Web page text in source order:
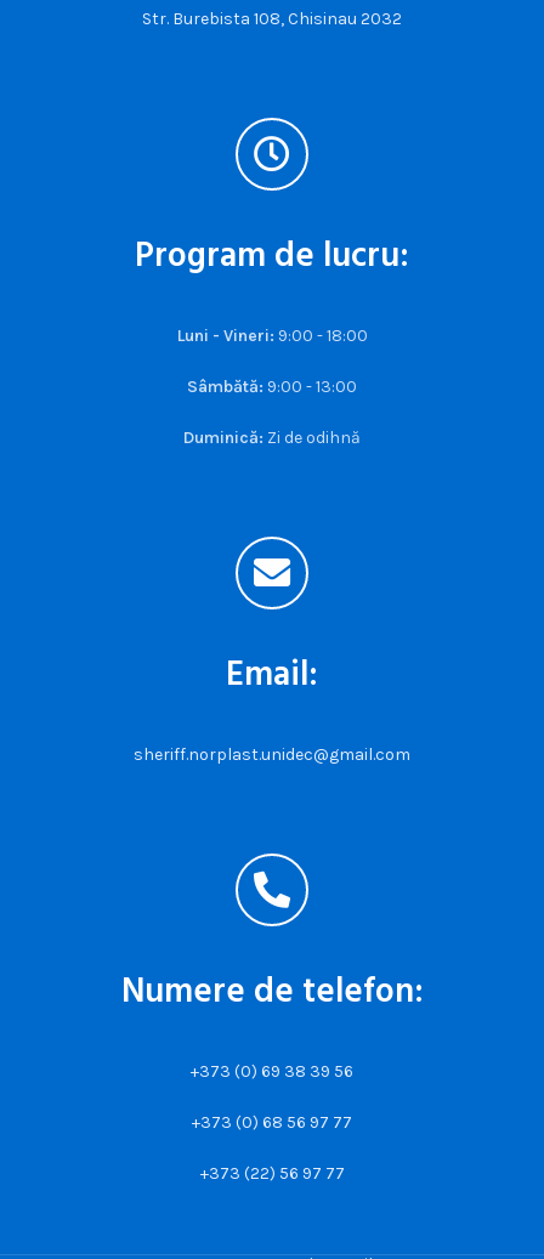
Str. Burebista 108, Chisinau 2032
Program de lucru:
Luni - Vineri: 9:00 - 18:00
Sâmbătă: 9:00 - 13:00
Duminică: Zi de odihnă
Email:
sheriff.norplast.unidec@gmail.com
Numere de telefon:
+373 (0) 69 38 39 56
+373 (0) 68 56 97 77
+373 (22) 56 97 77